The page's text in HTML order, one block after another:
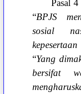
Pasal
“BPJS
sosial
“Yang
bersifat